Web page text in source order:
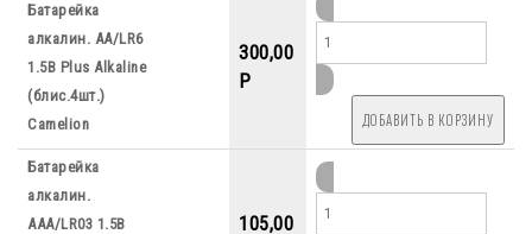
Батарейка
алкалин. АА/LR6
1.5B Plus Alkaline
(блис.4шт.)
Camelion
300,00
P
Батарейка
алкалин.
ААА/LR03 1.5B
105,00